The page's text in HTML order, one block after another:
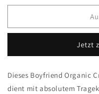
Menge
Oversize
Menge
Travel
Jetzt
Dieses Boyfriend Organic
dient mit absolutem